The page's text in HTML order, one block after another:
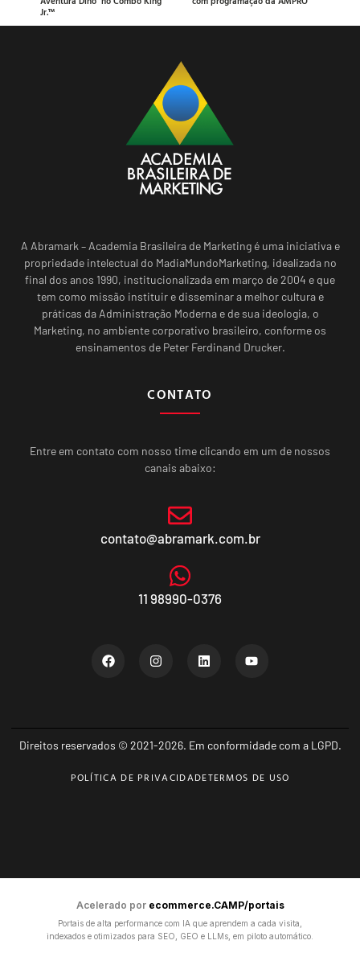
Jr.™
A Abramark – Academia Brasileira de Marketing é uma iniciativa e
propriedade intelectual do MadiaMundoMarketing, idealizada no
final dos anos 1990, institucionalizada em março de 2004 e que
tem como missão instituir e disseminar a melhor cultura e
práticas da Administração Moderna e de sua ideologia, o
Marketing, no ambiente corporativo brasileiro, conforme os
ensinamentos de Peter Ferdinand Drucker.
CONTATO
Entre em contato com nosso time clicando em um de nossos
canais abaixo:
contato@abramark.com.br
11 98990-0376
Direitos reservados © 2021-2026. Em conformidade com a LGPD.
POLÍTICA DE PRIVACIDADETERMOS DE USO
Acelerado por ecommerce.CAMP/portais
Portais de alta performance com IA que aprendem a cada visita,
indexados e otimizados para SEO, GEO e LLMs, em piloto automático.